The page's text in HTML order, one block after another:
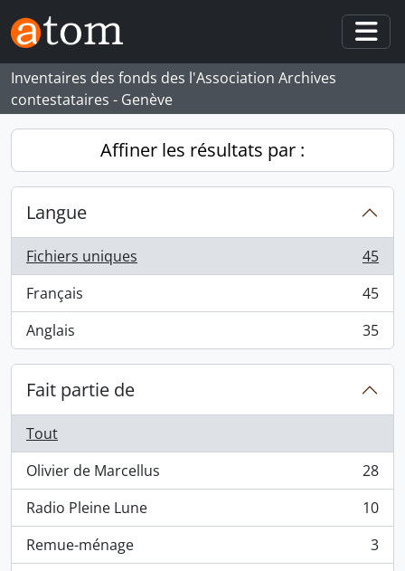
Skip to main content
Inventaires des fonds des l'Association Archives
contestataires - Genève
Affiner les résultats par :
Langue
Fichiers uniques
, 45 résultats
45
Français
, 45 résultats
45
Anglais
, 35 résultats 35
Fait partie de
Tout
Olivier de Marcellus
, 28 résultats
28
Radio Pleine Lune
, 10 résultats
10
Remue-ménage
, 3 résultats
3